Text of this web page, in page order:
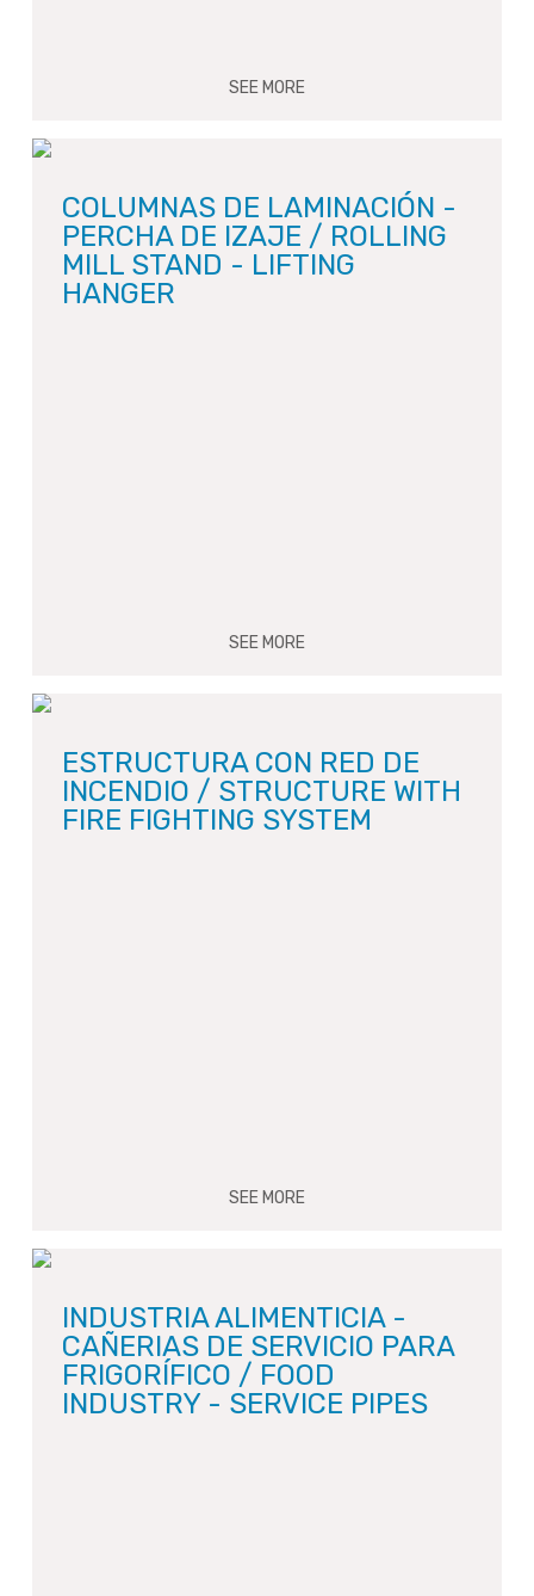
SEE MORE
COLUMNAS DE LAMINACIÓN -
PERCHA DE IZAJE / ROLLING
MILL STAND - LIFTING
HANGER
SEE MORE
ESTRUCTURA CON RED DE
INCENDIO / STRUCTURE WITH
FIRE FIGHTING SYSTEM
SEE MORE
INDUSTRIA ALIMENTICIA -
CAÑERIAS DE SERVICIO PARA
FRIGORÍFICO / FOOD
INDUSTRY - SERVICE PIPES